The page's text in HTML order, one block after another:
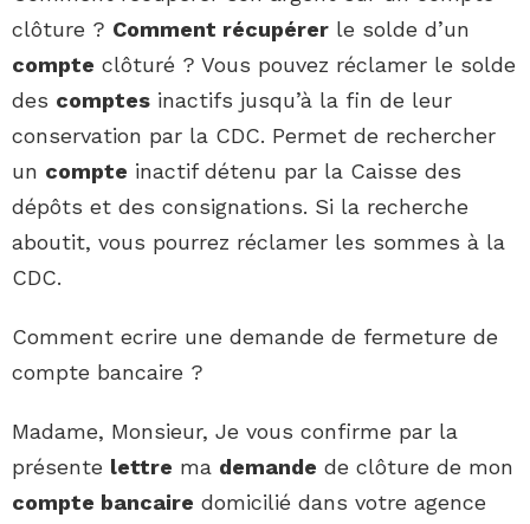
clôture ? Comment récupérer le solde d’un
compte clôturé ? Vous pouvez réclamer le solde
des comptes inactifs jusqu’à la fin de leur
conservation par la CDC. Permet de rechercher
un compte inactif détenu par la Caisse des
dépôts et des consignations. Si la recherche
aboutit, vous pourrez réclamer les sommes à la
CDC.
Comment ecrire une demande de fermeture de
compte bancaire ?
Madame, Monsieur, Je vous confirme par la
présente lettre ma demande de clôture de mon
compte bancaire domicilié dans votre agence